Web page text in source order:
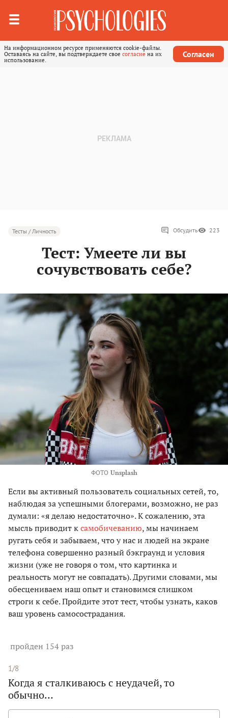
На информационном ресурсе применяются cookie-файлы.
Оставаясь на сайте, вы подтверждаете свое согласие на их
использование.
Согласен
Тесты / Личность Обсудить 223
Тест: Умеете ли вы
сочувствовать себе?
ФОТО Unsplash
Если вы активный пользователь социальных сетей, то,
наблюдая за успешными блогерами, возможно, не раз
думали: «я делаю недостаточно». К сожалению, эта
мысль приводит ксамобичеванию, мы начинаем
ругать себя и забываем, что у нас и людей на экране
телефона совершенно разный бэкграунд и условия
жизни (уже не говоря о том, что картинка и
реальность могут не совпадать). Другими словами, мы
обесцениваем наш опыт и становимся слишком
строги к себе. Пройдите этот тест, чтобы узнать, каков
ваш уровень самосострадания.
пройден 154 раз
1/8
Когда я сталкиваюсь с неудачей, то
обычно…